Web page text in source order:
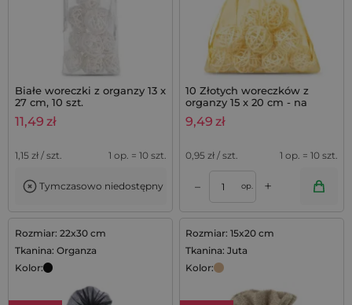
Białe woreczki z organzy 13 x
27 cm, 10 szt.
11,49 zł
1,15 zł / szt. 1 op. = 10 szt.
Tymczasowo niedostępny
10 Złotych woreczków z
organzy 15 x 20 cm - na
prezenty
9,49 zł
0,95 zł / szt. 1 op. = 10 szt.
– op. +
Rozmiar: 22x30 cm
Tkanina: Organza
Kolor:
Rozmiar: 15x20 cm
Tkanina: Juta
Kolor: